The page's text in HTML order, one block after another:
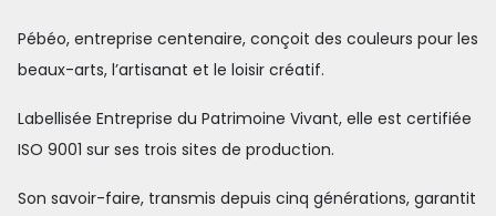
Pébéo, entreprise centenaire, conçoit des couleurs pour les
beaux-arts, l’artisanat et le loisir créatif.
Labellisée Entreprise du Patrimoine Vivant, elle est certifiée
ISO 9001 sur ses trois sites de production.
Son savoir-faire, transmis depuis cinq générations, garantit